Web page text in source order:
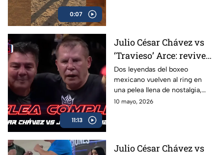
0:07
11:13
Julio César Chávez vs
‘Travieso’ Arce: revive
la pelea completa en
Box Azteca
Dos leyendas del boxeo
mexicano vuelven al ring en
una pelea llena de nostalgia,
emoción y grandes momentos
10 mayo, 2026
Julio César Chávez vs